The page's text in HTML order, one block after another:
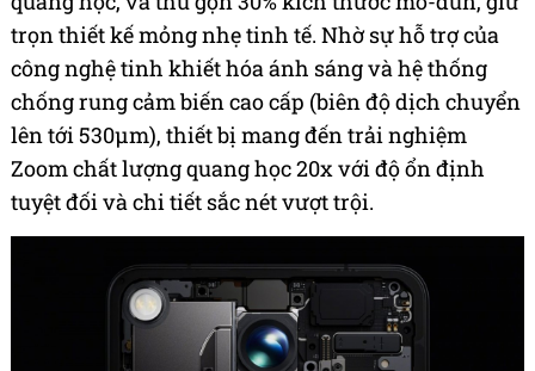
trọn thiết kế mỏng nhẹ tinh tế. Nhờ sự hỗ trợ của
công nghệ tinh khiết hóa ánh sáng và hệ thống
chống rung cảm biến cao cấp (biên độ dịch chuyển
lên tới 530μm), thiết bị mang đến trải nghiệm
Zoom chất lượng quang học 20x với độ ổn định
tuyệt đối và chi tiết sắc nét vượt trội.